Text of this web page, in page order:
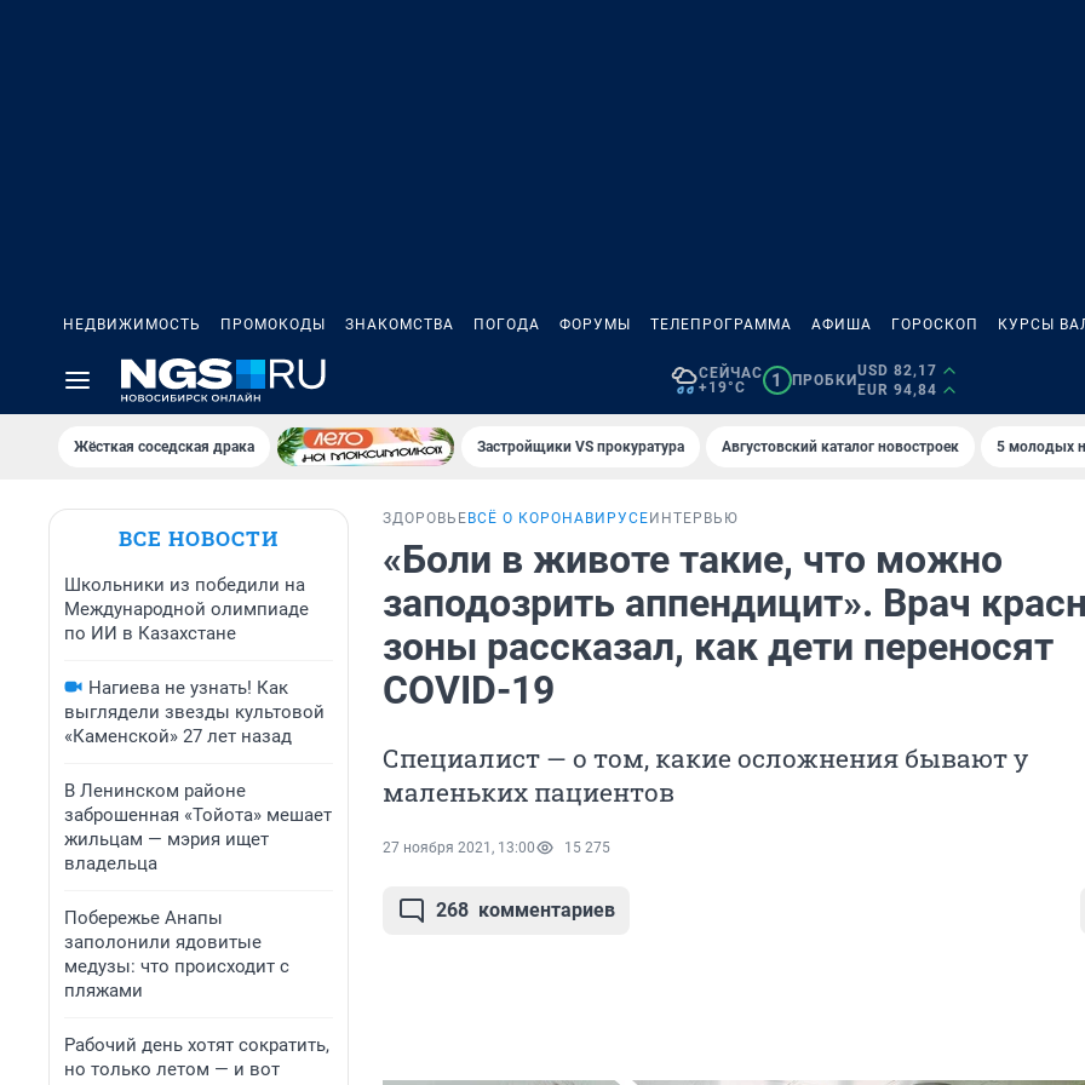
НЕДВИЖИМОСТЬ ПРОМОКОДЫ ЗНАКОМСТВА ПОГОДА ФОРУМЫ ТЕЛЕПРОГРАММА АФИША ГОРОСКОП КУРСЫ
СЕЙЧАС
+19°C
1 ПРОБКИ
USD 82,17
EUR 94,84
Жёсткая соседская драка Застройщики VS прокуратура Августовский каталог новостроек 5 молодых
ВСЕ НОВОСТИ
Школьники из победили на
Международной олимпиаде
по ИИ в Казахстане
Нагиева не узнать! Как
выглядели звезды культовой
«Каменской» 27 лет назад
В Ленинском районе
заброшенная «Тойота» мешает
жильцам — мэрия ищет
владельца
Побережье Анапы
заполонили ядовитые
медузы: что происходит с
пляжами
Рабочий день хотят сократить,
но только летом — и вот
ЗДОРОВЬЕ ВСЁ О КОРОНАВИРУСЕ ИНТЕРВЬЮ
«Боли в животе такие, что можно
заподозрить аппендицит». Врач
зоны рассказал, как дети переносят
COVID-19
Специалист — о том, какие осложнения бывают у
маленьких пациентов
27 ноября 2021, 13:00 15 275
268 комментариев